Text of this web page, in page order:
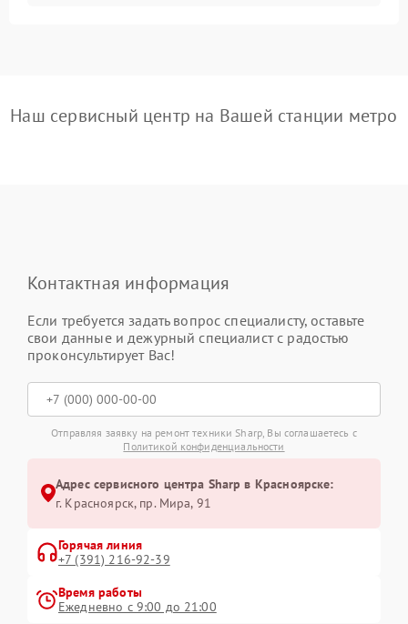
Наш сервисный центр на Вашей станции метро
Контактная информация
Если требуется задать вопрос специалисту, оставьте
свои данные и дежурный специалист с радостью
проконсультирует Вас!
Отправляя заявку на ремонт техники Sharp, Вы соглашаетесь с
Политикой конфиденциальности
Адрес сервисного центра Sharp в Красноярске:
г. Красноярск, ​пр. Мира, 91
Горячая линия
+7 (391) 216-92-39
Время работы
Ежедневно с 9:00 до 21:00